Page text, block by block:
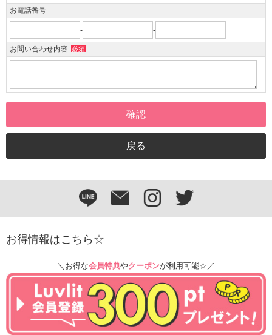
お電話番号
- -
お問い合わせ内容 必須
お得情報はこちら☆
＼お得な会員特典やクーポンが利用可能☆／